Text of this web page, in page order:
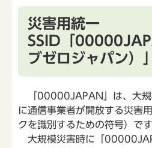
災害用統一
SSID「
ブゼロジャパン）」
「00000JAPAN」は、大規
に通信事業者が開放する災害
クを識別するための符号）です
大規模災害時に「